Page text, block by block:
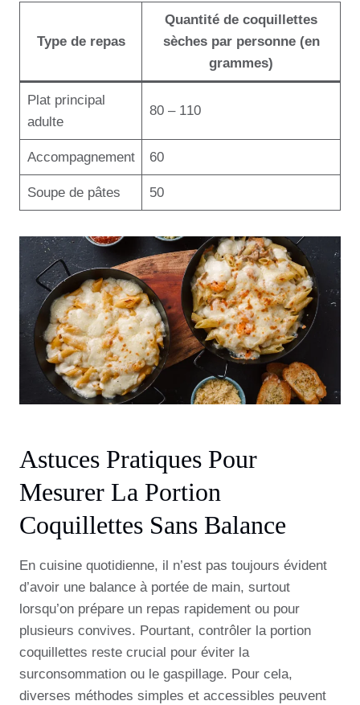
Type de repas
Quantité de coquillettes
sèches par personne (en
grammes)
Plat principal
adulte
80 – 110
Accompagnement 60
Soupe de pâtes 50
Astuces Pratiques Pour
Mesurer La Portion
Coquillettes Sans Balance
En cuisine quotidienne, il n’est pas toujours évident
d’avoir une balance à portée de main, surtout
lorsqu’on prépare un repas rapidement ou pour
plusieurs convives. Pourtant, contrôler la portion
coquillettes reste crucial pour éviter la
surconsommation ou le gaspillage. Pour cela,
diverses méthodes simples et accessibles peuvent